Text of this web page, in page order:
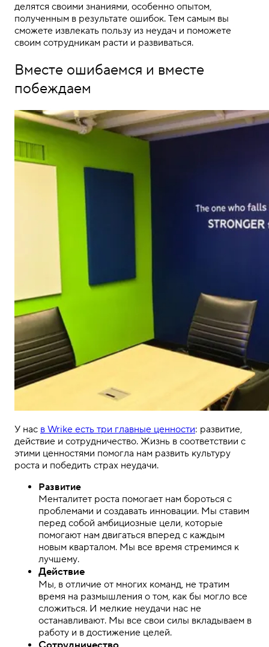
делятся своими знаниями, особенно опытом,
полученным в результате ошибок. Тем самым вы
сможете извлекать пользу из неудач и поможете
своим сотрудникам расти и развиваться.
Вместе ошибаемся и вместе
побеждаем
У нас в Wrike есть три главные ценности: развитие,
действие и сотрудничество. Жизнь в соответствии с
этими ценностями помогла нам развить культуру
роста и победить страх неудачи.
Развитие
Менталитет роста помогает нам бороться с
проблемами и создавать инновации. Мы ставим
перед собой амбициозные цели, которые
помогают нам двигаться вперед с каждым
новым кварталом. Мы все время стремимся к
лучшему.
Действие
Мы, в отличие от многих команд, не тратим
время на размышления о том, как бы могло все
сложиться. И мелкие неудачи нас не
останавливают. Мы все свои силы вкладываем в
работу и в достижение целей.